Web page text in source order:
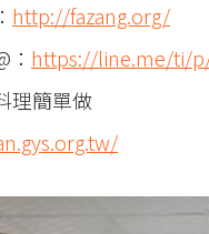
http://fazang.org/
https://line.me/ti/
理簡單做